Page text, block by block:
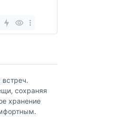
сохраняя
хранение